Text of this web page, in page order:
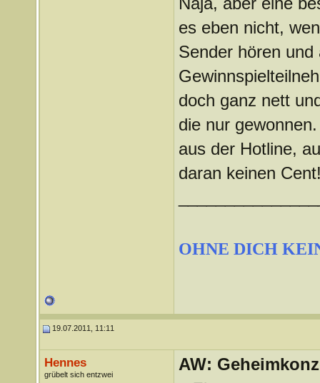
es eben nicht,
Sender hören
doch ganz nett
die nur
aus der Hotline,
daran keinen
OHNE DICH
19.07.2011, 11:11
Hennes
grübelt sich entzwei
AW: